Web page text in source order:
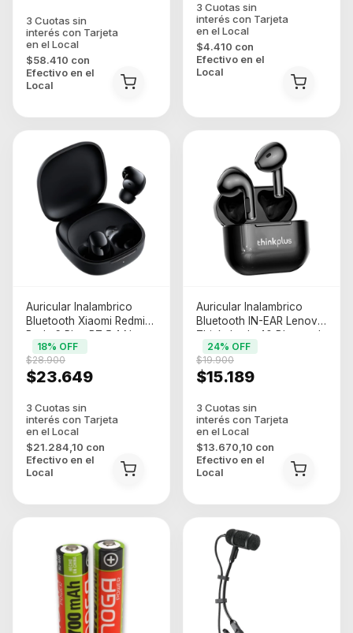
$58.410 con
Efectivo en el
Local
$4.410 con
Efectivo en el
Local
Auricular Inalambrico
Bluetooth Xiaomi Redmi
Buds 6 Play BT 5.4 Negro
600mAh 10M M2420e1
$23.649
$28.900
18% OFF
$21.284,10 con
Efectivo en el
Local
Auricular Inalambrico
Bluetooth IN-EAR Lenovo
Thinkplus Lp40 Bluetooth
Negro
$15.189
$19.900
24% OFF
$13.670,10 con
Efectivo en el
Local